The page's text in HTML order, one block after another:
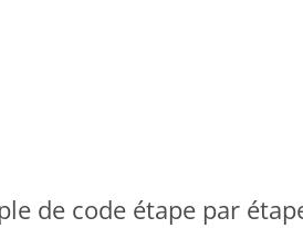
de code étape par